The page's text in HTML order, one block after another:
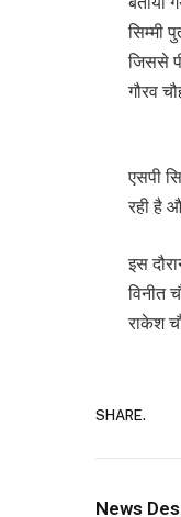
सिम्मी
जिससे
गौरव
एसपी
रही है
इस
विनीत
राकेश
SHARE.
News